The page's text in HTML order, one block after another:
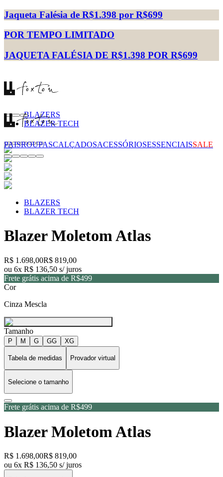
Jaqueta Falésia de R$1.398 por R$699
POR TEMPO LIMITADO
JAQUETA FALÉSIA DE R$1.398 POR R$699
PAISROUPASCALÇADOSACESSÓRIOSESSENCIAISSALE
BLAZERS
BLAZER TECH
BLAZERS
BLAZER TECH
Blazer Moletom Atlas
R$ 1.698,00R$ 819,00
ou 6x R$ 136,50 s/ juros
Frete grátis acima de R$499
Cor
Cinza Mescla
Tamanho
P M G GG XG
Tabela de medidas Provador virtual
Selecione o tamanho
Frete grátis acima de R$499
Blazer Moletom Atlas
R$ 1.698,00R$ 819,00
ou 6x R$ 136,50 s/ juros